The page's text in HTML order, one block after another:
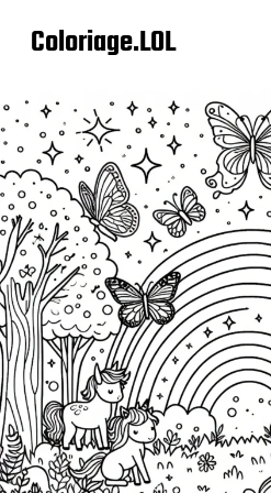
Coloriage.LOL